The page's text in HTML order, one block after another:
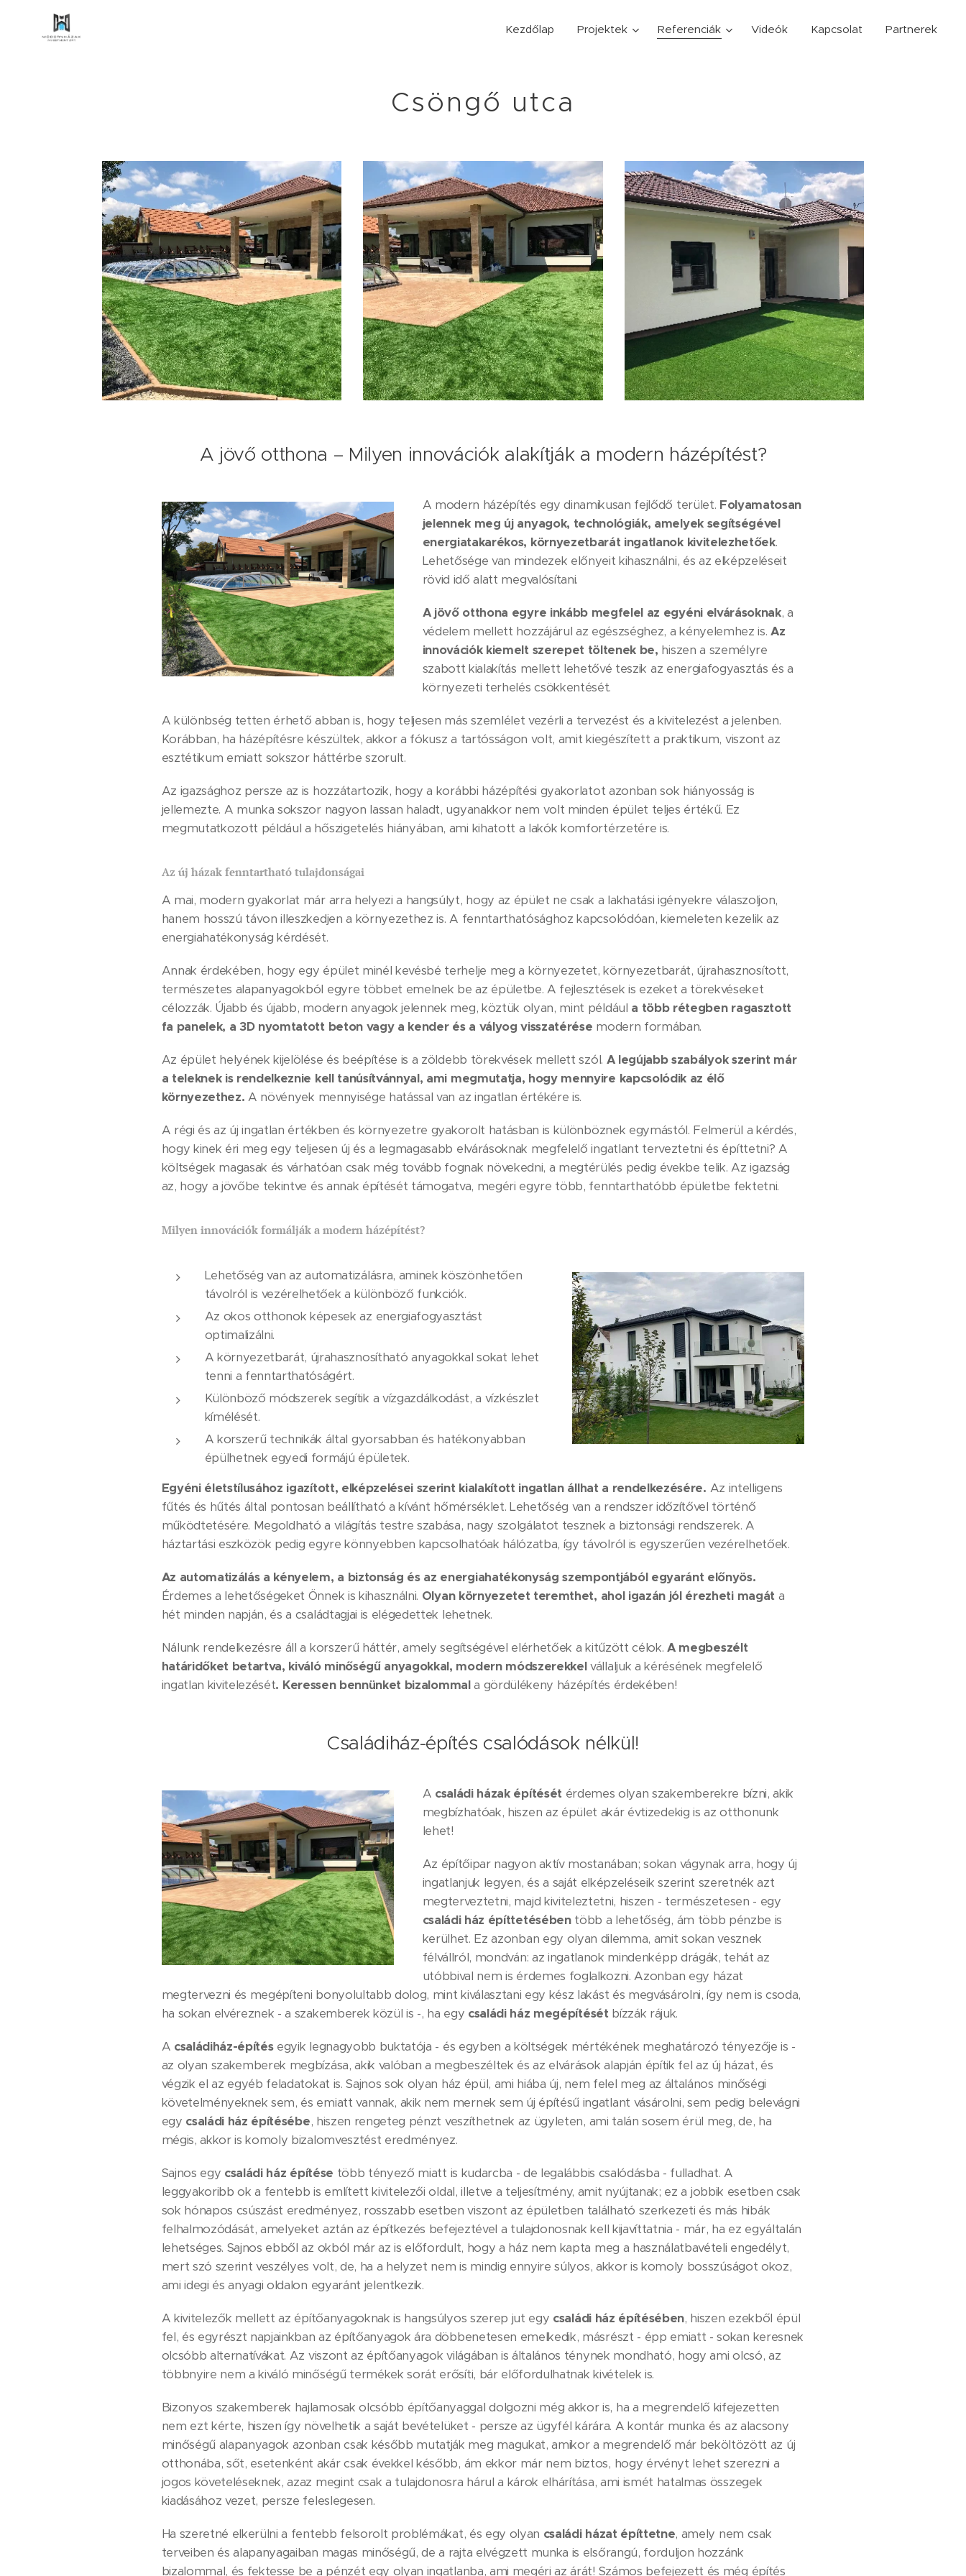
Kezdőlap Projektek Referenciák Videók Kapcsolat Partnerek
Csöngő utca
A jövő otthona – Milyen innovációk alakítják a modern házépítést?
A modern házépítés egy dinamikusan fejlődő terület. Folyamatosan
jelennek meg új anyagok, technológiák, amelyek segítségével
energiatakarékos, környezetbarát ingatlanok kivitelezhetőek.
Lehetősége van mindezek előnyeit kihasználni, és az elképzeléseit
rövid idő alatt megvalósítani.
A jövő otthona egyre inkább megfelel az egyéni elvárásoknak, a
védelem mellett hozzájárul az egészséghez, a kényelemhez is.Az
innovációk kiemelt szerepet töltenek be, hiszen a személyre
szabott kialakítás mellett lehetővé teszik az energiafogyasztás és a
környezeti terhelés csökkentését.
A különbség tetten érhető abban is, hogy teljesen más szemlélet vezérli a tervezést és a kivitelezést a jelenben.
Korábban, ha házépítésre készültek, akkor a fókusz a tartósságon volt, amit kiegészített a praktikum, viszont az
esztétikum emiatt sokszor háttérbe szorult.
Az igazsághoz persze az is hozzátartozik, hogy a korábbi házépítési gyakorlatot azonban sok hiányosság is
jellemezte. A munka sokszor nagyon lassan haladt, ugyanakkor nem volt minden épület teljes értékű. Ez
megmutatkozott például a hőszigetelés hiányában, ami kihatott a lakók komfortérzetére is.
Az új házak fenntartható tulajdonságai
A mai, modern gyakorlat már arra helyezi a hangsúlyt, hogy az épület ne csak a lakhatási igényekre válaszoljon,
hanem hosszú távon illeszkedjen a környezethez is. A fenntarthatósághoz kapcsolódóan, kiemeleten kezelik az
energiahatékonyság kérdését.
Annak érdekében, hogy egy épület minél kevésbé terhelje meg a környezetet, környezetbarát, újrahasznosított,
természetes alapanyagokból egyre többet emelnek be az épületbe. A fejlesztések is ezeket a törekvéseket
célozzák. Újabb és újabb, modern anyagok jelennek meg, köztük olyan, mint például a több rétegben ragasztott
fa panelek, a 3D nyomtatott beton vagy a kender és a vályog visszatérése modern formában.
Az épület helyének kijelölése és beépítése is a zöldebb törekvések mellett szól. A legújabb szabályok szerint már
a teleknek is rendelkeznie kell tanúsítvánnyal, ami megmutatja, hogy mennyire kapcsolódik az élő
környezethez.A növények mennyisége hatással van az ingatlan értékére is.
A régi és az új ingatlan értékben és környezetre gyakorolt hatásban is különböznek egymástól. Felmerül a kérdés,
hogy kinek éri meg egy teljesen új és a legmagasabb elvárásoknak megfelelő ingatlant terveztetni és építtetni? A
költségek magasak és várhatóan csak még tovább fognak növekedni, a megtérülés pedig évekbe telik. Az igazság
az, hogy a jövőbe tekintve és annak építését támogatva, megéri egyre több, fenntarthatóbb épületbe fektetni.
Milyen innovációk formálják a modern házépítést?
Lehetőség van az automatizálásra, aminek köszönhetően
távolról is vezérelhetőek a különböző funkciók.
Az okos otthonok képesek az energiafogyasztást
optimalizálni.
A környezetbarát, újrahasznosítható anyagokkal sokat lehet
tenni a fenntarthatóságért.
Különböző módszerek segítik a vízgazdálkodást, a vízkészlet
kímélését.
A korszerű technikák által gyorsabban és hatékonyabban
épülhetnek egyedi formájú épületek.
Egyéni életstílusához igazított, elképzelései szerint kialakított ingatlan állhat a rendelkezésére. Az intelligens
fűtés és hűtés által pontosan beállítható a kívánt hőmérséklet. Lehetőség van a rendszer időzítővel történő
működtetésére. Megoldható a világítás testre szabása, nagy szolgálatot tesznek a biztonsági rendszerek. A
háztartási eszközök pedig egyre könnyebben kapcsolhatóak hálózatba, így távolról is egyszerűen vezérelhetőek.
Az automatizálás a kényelem, a biztonság és az energiahatékonyság szempontjából egyaránt előnyös.
Érdemes a lehetőségeket Önnek is kihasználni. Olyan környezetet teremthet, ahol igazán jól érezheti magát a
hét minden napján, és a családtagjai is elégedettek lehetnek.
Nálunk rendelkezésre áll a korszerű háttér, amely segítségével elérhetőek a kitűzött célok.A megbeszélt
határidőket betartva, kiváló minőségű anyagokkal, modern módszerekkelvállaljuk a kérésének megfelelő
ingatlan kivitelezését. Keressen bennünket bizalommala gördülékeny házépítés érdekében!
Családiház-építés csalódások nélkül!
A családi házak építését érdemes olyan szakemberekre bízni, akik
megbízhatóak, hiszen az épület akár évtizedekig is az otthonunk
lehet!
Az építőipar nagyon aktív mostanában; sokan vágynak arra, hogy új
ingatlanjuk legyen, és a saját elképzeléseik szerint szeretnék azt
megterveztetni, majd kiviteleztetni, hiszen - természetesen - egy
családi ház építtetésébentöbb a lehetőség, ám több pénzbe is
kerülhet. Ez azonban egy olyan dilemma, amit sokan vesznek
félvállról, mondván: az ingatlanok mindenképp drágák, tehát az
utóbbival nem is érdemes foglalkozni. Azonban egy házat
megtervezni és megépíteni bonyolultabb dolog, mint kiválasztani egy kész lakást és megvásárolni, így nem is csoda,
ha sokan elvéreznek - a szakemberek közül is -, ha egy családi ház megépítését bízzák rájuk.
A családiház-építésegyik legnagyobb buktatója - és egyben a költségek mértékének meghatározó tényezője is -
az olyan szakemberek megbízása, akik valóban a megbeszéltek és az elvárások alapján építik fel az új házat, és
végzik el az egyéb feladatokat is. Sajnos sok olyan ház épül, ami hiába új, nem felel meg az általános minőségi
követelményeknek sem, és emiatt vannak, akik nem mernek sem új építésű ingatlant vásárolni, sem pedig belevágni
egy családi ház építésébe, hiszen rengeteg pénzt veszíthetnek az ügyleten, ami talán sosem érül meg, de, ha
mégis, akkor is komoly bizalomvesztést eredményez.
Sajnos egy családi ház építése több tényező miatt is kudarcba - de legalábbis csalódásba - fulladhat. A
leggyakoribb ok a fentebb is említett kivitelezői oldal, illetve a teljesítmény, amit nyújtanak; ez a jobbik esetben csak
sok hónapos csúszást eredményez, rosszabb esetben viszont az épületben található szerkezeti és más hibák
felhalmozódását, amelyeket aztán az építkezés befejeztével a tulajdonosnak kell kijavíttatnia - már, ha ez egyáltalán
lehetséges. Sajnos ebből az okból már az is előfordult, hogy a ház nem kapta meg a használatbavételi engedélyt,
mert szó szerint veszélyes volt, de, ha a helyzet nem is mindig ennyire súlyos, akkor is komoly bosszúságot okoz,
ami idegi és anyagi oldalon egyaránt jelentkezik.
A kivitelezők mellett az építőanyagoknak is hangsúlyos szerep jut egy családi ház építésében, hiszen ezekből épül
fel, és egyrészt napjainkban az építőanyagok ára döbbenetesen emelkedik, másrészt - épp emiatt - sokan keresnek
olcsóbb alternatívákat. Az viszont az építőanyagok világában is általános ténynek mondható, hogy ami olcsó, az
többnyire nem a kiváló minőségű termékek sorát erősíti, bár előfordulhatnak kivételek is.
Bizonyos szakemberek hajlamosak olcsóbb építőanyaggal dolgozni még akkor is, ha a megrendelő kifejezetten
nem ezt kérte, hiszen így növelhetik a saját bevételüket - persze az ügyfél kárára. A kontár munka és az alacsony
minőségű alapanyagok azonban csak később mutatják meg magukat, amikor a megrendelő már beköltözött az új
otthonába, sőt, esetenként akár csak évekkel később, ám ekkor már nem biztos, hogy érvényt lehet szerezni a
jogos követeléseknek, azaz megint csak a tulajdonosra hárul a károk elhárítása, ami ismét hatalmas összegek
kiadásához vezet, persze feleslegesen.
Ha szeretné elkerülni a fentebb felsorolt problémákat, és egy olyan családi házat építtetne, amely nem csak
terveiben és alapanyagaiban magas minőségű, de a rajta elvégzett munka is elsőrangú, forduljon hozzánk
bizalommal, és fektesse be a pénzét egy olyan ingatlanba, ami megéri az árát! Számos befejezett és még építés